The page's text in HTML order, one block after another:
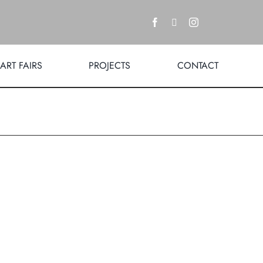
ART FAIRS PROJECTS CONTACT